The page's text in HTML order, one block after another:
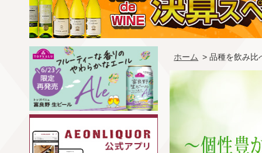
ホーム > 品種を飲み比